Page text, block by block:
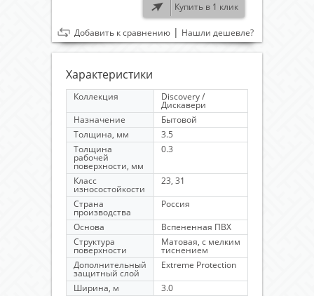
Купить в 1 клик
Добавить к сравнению | Нашли дешевле?
Характеристики
Коллекция Discovery /
Дискавери
Назначение
Бытовой
Толщина, мм
3.5
Толщина
рабочей
поверхности, мм
0.3
Класс
износостойкости
23, 31
Страна
производства
Россия
Основа
Вспененная ПВХ
Структура
поверхности
Матовая, с мелким
тиснением
Дополнительный
защитный слой
Extreme Protection
Ширина, м
3.0